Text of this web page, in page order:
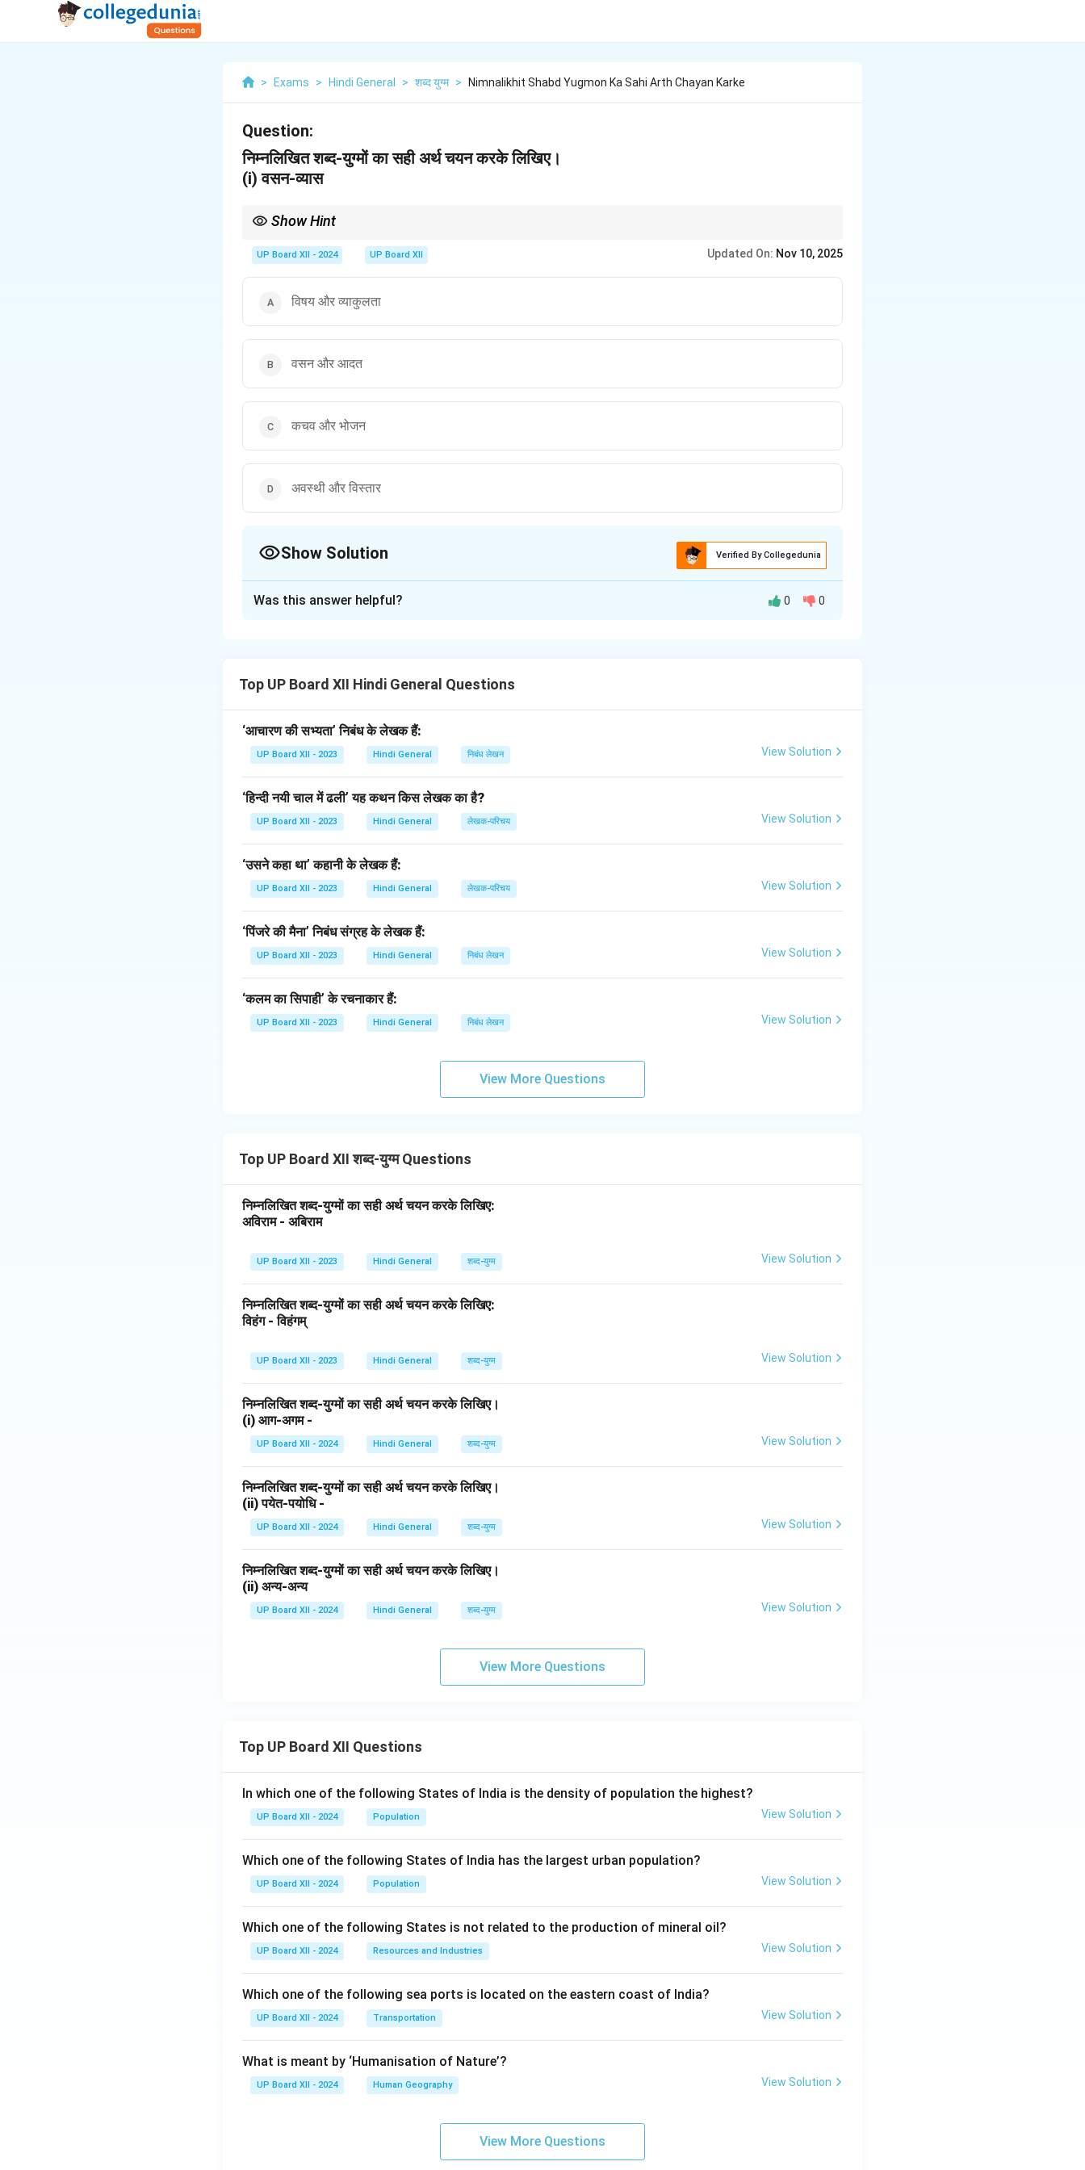
> Exams > Hindi General > शब्द युग्म > Nimnalikhit Shabd Yugmon Ka Sahi Arth Chayan Karke
Question:
निम्नलिखित शब्द-युग्मों का सही अर्थ चयन करके लिखिए।
(i) वसन-व्यास
Show Hint
UP Board XII - 2024 UP Board XII Updated On: Nov 10, 2025
विषय और व्याकुलता
वसन और आदत
कचव और भोजन
अवस्थी और विस्तार
Show Solution Verified By Collegedunia
Was this answer helpful? 0 0
Top UP Board XII Hindi General Questions
‘आचारण की सभ्यता’ निबंध के लेखक हैं:
UP Board XII - 2023 Hindi General निबंध लेखन View Solution
‘हिन्दी नयी चाल में ढली’ यह कथन किस लेखक का है?
UP Board XII - 2023 Hindi General लेखक-परिचय View Solution
‘उसने कहा था’ कहानी के लेखक हैं:
UP Board XII - 2023 Hindi General लेखक-परिचय View Solution
‘पिंजरे की मैना’ निबंध संग्रह के लेखक हैं:
UP Board XII - 2023 Hindi General निबंध लेखन View Solution
‘कलम का सिपाही’ के रचनाकार हैं:
UP Board XII - 2023 Hindi General निबंध लेखन View Solution
View More Questions
Top UP Board XII शब्द-युग्म Questions
निम्नलिखित शब्द-युग्मों का सही अर्थ चयन करके लिखिए:
अविराम - अबिराम
UP Board XII - 2023 Hindi General शब्द-युग्म View Solution
निम्नलिखित शब्द-युग्मों का सही अर्थ चयन करके लिखिए:
विहंग - विहंगम्
UP Board XII - 2023 Hindi General शब्द-युग्म View Solution
निम्नलिखित शब्द-युग्मों का सही अर्थ चयन करके लिखिए।
(i) आग-अगम -
UP Board XII - 2024 Hindi General शब्द-युग्म View Solution
निम्नलिखित शब्द-युग्मों का सही अर्थ चयन करके लिखिए।
(ii) पयेत-पयोधि -
UP Board XII - 2024 Hindi General शब्द-युग्म View Solution
निम्नलिखित शब्द-युग्मों का सही अर्थ चयन करके लिखिए।
(ii) अन्य-अन्य
UP Board XII - 2024 Hindi General शब्द-युग्म View Solution
View More Questions
Top UP Board XII Questions
In which one of the following States of India is the density of population the highest?
UP Board XII - 2024 Population View Solution
Which one of the following States of India has the largest urban population?
UP Board XII - 2024 Population View Solution
Which one of the following States is not related to the production of mineral oil?
UP Board XII - 2024 Resources and Industries View Solution
Which one of the following sea ports is located on the eastern coast of India?
UP Board XII - 2024 Transportation View Solution
What is meant by ‘Humanisation of Nature’?
UP Board XII - 2024 Human Geography View Solution
View More Questions